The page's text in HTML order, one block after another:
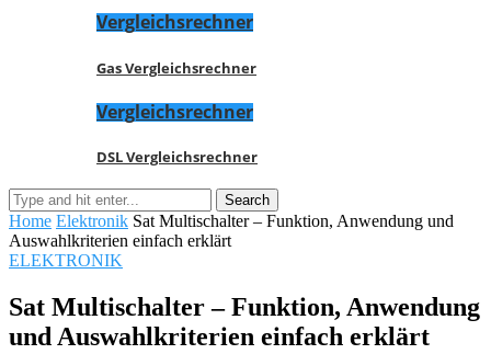
Vergleichsrechner
Gas Vergleichsrechner
Vergleichsrechner
DSL Vergleichsrechner
Home Elektronik Sat Multischalter – Funktion, Anwendung und
Auswahlkriterien einfach erklärt
ELEKTRONIK
Sat Multischalter – Funktion, Anwendung
und Auswahlkriterien einfach erklärt